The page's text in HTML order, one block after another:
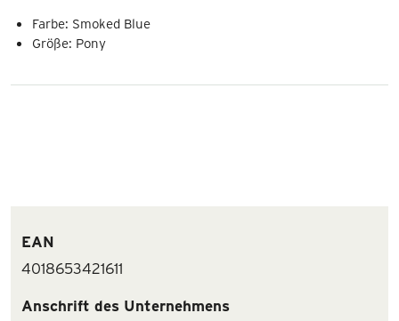
Farbe: Smoked Blue
Größe: Pony
EAN
4018653421611
Anschrift des Unternehmens